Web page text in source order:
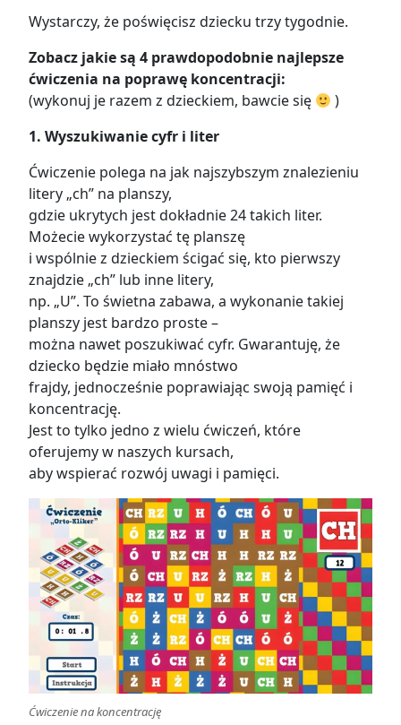
Wystarczy, że poświęcisz dziecku trzy tygodnie.
Zobacz jakie są 4 prawdopodobnie najlepsze
ćwiczenia na poprawę koncentracji:
(wykonuj je razem z dzieckiem, bawcie się
)
1. Wyszukiwanie cyfr i liter
Ćwiczenie polega na jak najszybszym znalezieniu
litery „ch” na planszy,
gdzie ukrytych jest dokładnie 24 takich liter.
Możecie wykorzystać tę planszę
i wspólnie z dzieckiem ścigać się, kto pierwszy
znajdzie „ch” lub inne litery,
np. „U”. To świetna zabawa, a wykonanie takiej
planszy jest bardzo proste –
można nawet poszukiwać cyfr. Gwarantuję, że
dziecko będzie miało mnóstwo
frajdy, jednocześnie poprawiając swoją pamięć i
koncentrację.
Jest to tylko jedno z wielu ćwiczeń, które
oferujemy w naszych kursach,
aby wspierać rozwój uwagi i pamięci.
Ćwiczenie na koncentrację